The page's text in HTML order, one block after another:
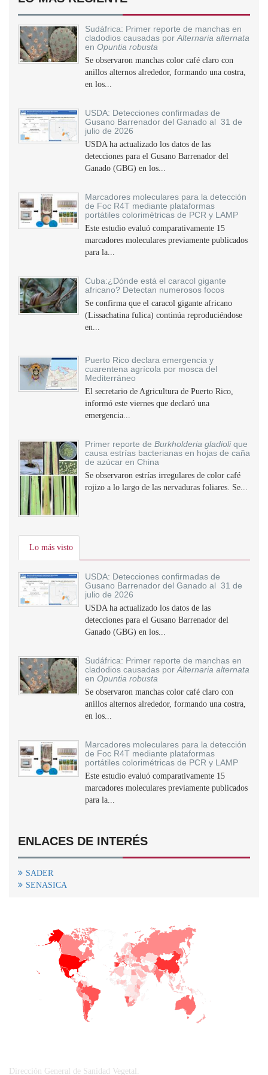
Sudáfrica: Primer reporte de manchas en
cladodios causadas por Alternaria alternata
en Opuntia robusta
Se observaron manchas color café claro con
anillos alternos alrededor, formando una costra,
en los...
USDA: Detecciones confirmadas de
Gusano Barrenador del Ganado al 31 de
julio de 2026
USDA ha actualizado los datos de las
detecciones para el Gusano Barrenador del
Ganado (GBG) en los...
Marcadores moleculares para la detección
de Foc R4T mediante plataformas
portátiles colorimétricas de PCR y LAMP
Este estudio evaluó comparativamente 15
marcadores moleculares previamente publicados
para la...
Cuba:¿Dónde está el caracol gigante
africano? Detectan numerosos focos
Se confirma que el caracol gigante africano
(Lissachatina fulica) continúa reproduciéndose
en...
Puerto Rico declara emergencia y
cuarentena agrícola por mosca del
Mediterráneo
El secretario de Agricultura de Puerto Rico,
informó este viernes que declaró una
emergencia...
Primer reporte de Burkholderia gladiolique
causa estrías bacterianas en hojas de caña
de azúcar en China
Se observaron estrías irregulares de color café
rojizo a lo largo de las nervaduras foliares. Se...
Lo más visto
USDA: Detecciones confirmadas de
Gusano Barrenador del Ganado al 31 de
julio de 2026
USDA ha actualizado los datos de las
detecciones para el Gusano Barrenador del
Ganado (GBG) en los...
Sudáfrica: Primer reporte de manchas en
cladodios causadas por Alternaria alternata
en Opuntia robusta
Se observaron manchas color café claro con
anillos alternos alrededor, formando una costra,
en los...
Marcadores moleculares para la detección
de Foc R4T mediante plataformas
portátiles colorimétricas de PCR y LAMP
Este estudio evaluó comparativamente 15
marcadores moleculares previamente publicados
para la...
ENLACES DE INTERÉS
SADER
SENASICA
Dirección General de Sanidad Vegetal.